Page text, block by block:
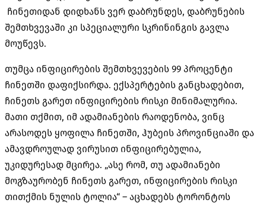
ჩინეთიდან დიდხანს ვერ დაბრუნდეს, დაბრუნების
შემთხვევაში კი სპეციალური სკრინინგის გავლა
მოუწევს.
თუმცა ინფიცირების შემთხვევების 99 პროცენტი
ჩინეთში დაფიქსირდა. ექსპერტების განცხადებით,
ჩინეთს გარეთ ინფიცირების რისკი მინიმალურია.
მათი თქმით, იმ ადამიანების რაოდენობა, ვინც
არასოდეს ყოფილა ჩინეთში, ჰუბეის პროვინციაში და
ამავდროულად ვირუსით ინფიცირებულია,
უკიდურესად მცირეა. „ასე რომ, თუ ადამიანები
მოგზაურობენ ჩინეთს გარეთ, ინფიცირების რისკი
თითქმის ნულის ტოლია“ – აცხადებს ტორონტოს